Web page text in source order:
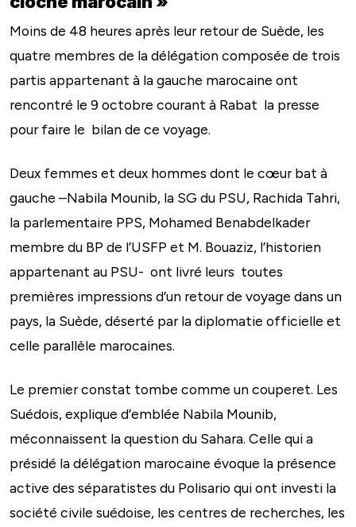
Moins de 48 heures après leur retour de Suède, les
quatre membres de la délégation composée de trois
partis appartenant à la gauche marocaine ont
rencontré le 9 octobre courant à Rabat la presse
pour faire le bilan de ce voyage.
Deux femmes et deux hommes dont le cœur bat à
gauche –Nabila Mounib, la SG du PSU, Rachida Tahri,
la parlementaire PPS, Mohamed Benabdelkader
membre du BP de l’USFP et M. Bouaziz, l’historien
appartenant au PSU- ont livré leurs toutes
premières impressions d’un retour de voyage dans un
pays, la Suède, déserté par la diplomatie officielle et
celle parallèle marocaines.
Le premier constat tombe comme un couperet. Les
Suédois, explique d’emblée Nabila Mounib,
méconnaissent la question du Sahara. Celle qui a
présidé la délégation marocaine évoque la présence
active des séparatistes du Polisario qui ont investi la
société civile suédoise, les centres de recherches, les